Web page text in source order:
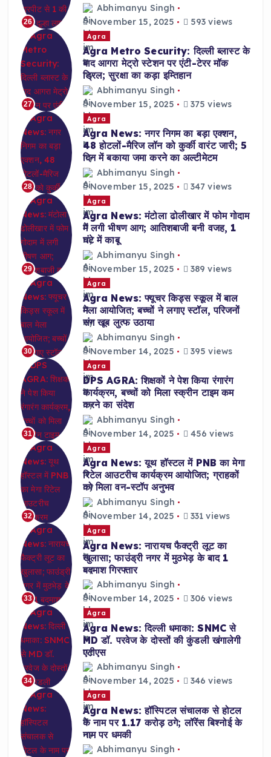
26
Abhimanyu Singh
November 15, 2025
593 views
27
Agra
Agra Metro Security: दिल्ली ब्लास्ट के
बाद आगरा मेट्रो स्टेशन पर एंटी-टेरर मॉक
ड्रिल; सुरक्षा का कड़ा इम्तिहान
Abhimanyu Singh
November 15, 2025
375 views
28
Agra
Agra News: नगर निगम का बड़ा एक्शन,
48 होटलों-मैरिज लॉन को कुर्की वारंट जारी; 5
दिन में बकाया जमा करने का अल्टीमेटम
Abhimanyu Singh
November 15, 2025
347 views
29
Agra
Agra News: मंटोला ढोलीखार में फोम गोदाम
में लगी भीषण आग; आतिशबाजी बनी वजह, 1
घंटे में काबू
Abhimanyu Singh
November 15, 2025
389 views
30
Agra
Agra News: फ्यूचर किड्स स्कूल में बाल
मेला आयोजित; बच्चों ने लगाए स्टॉल, परिजनों
संग खूब लुत्फ उठाया
Abhimanyu Singh
November 14, 2025
395 views
31
Agra
DPS AGRA: शिक्षकों ने पेश किया रंगारंग
कार्यक्रम, बच्चों को मिला स्क्रीन टाइम कम
करने का संदेश
Abhimanyu Singh
November 14, 2025
456 views
32
Agra
Agra News: यूथ हॉस्टल में PNB का मेगा
रिटेल आउटरीच कार्यक्रम आयोजित; ग्राहकों
को मिला वन-स्टॉप अनुभव
Abhimanyu Singh
November 14, 2025
331 views
33
Agra
Agra News: नारायच फैक्ट्री लूट का
खुलासा; फाउंड्री नगर में मुठभेड़ के बाद 1
बदमाश गिरफ्तार
Abhimanyu Singh
November 14, 2025
306 views
34
Agra
Agra News: दिल्ली धमाका: SNMC से
MD डॉ. परवेज के दोस्तों की कुंडली खंगालेगी
एटीएस
Abhimanyu Singh
November 14, 2025
346 views
Agra
Agra News: हॉस्पिटल संचालक से होटल
के नाम पर 1.17 करोड़ ठगे; लॉरेंस बिश्नोई के
नाम पर धमकी
Abhimanyu Singh